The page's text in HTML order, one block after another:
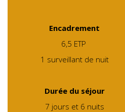
Encadrement
6,5 ETP
1 surveillant de nuit
Durée du séjour
7 jours et 6 nuits